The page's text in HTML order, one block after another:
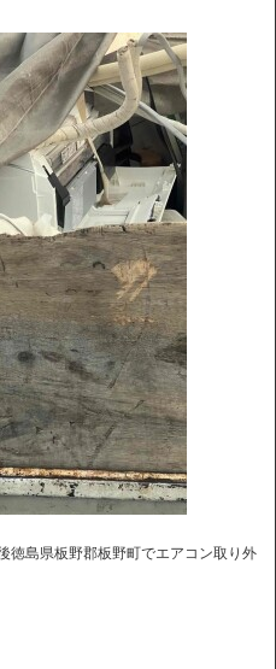
徳島県板野郡板野町でエアコン取り外